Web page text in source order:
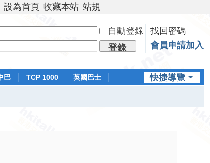
設為首頁 收藏本站 站規
自動登錄
找回密碼
登錄 會員申請加入
快捷導覽
巴 TOP 1000
英國巴士